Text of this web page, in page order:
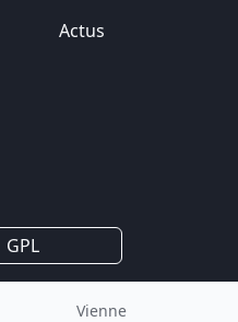
Actus
GPL
Vienne